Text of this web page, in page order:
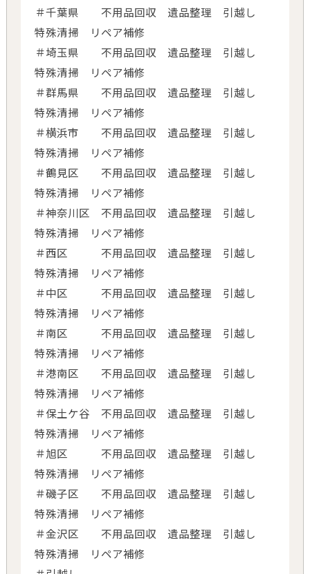
＃千葉県 不用品回収 遺品整理 引越し
特殊清掃 リペア補修
＃埼玉県 不用品回収 遺品整理 引越し
特殊清掃 リペア補修
＃群馬県 不用品回収 遺品整理 引越し
特殊清掃 リペア補修
＃横浜市 不用品回収 遺品整理 引越し
特殊清掃 リペア補修
＃鶴見区 不用品回収 遺品整理 引越し
特殊清掃 リペア補修
＃神奈川区 不用品回収 遺品整理 引越し
特殊清掃 リペア補修
＃西区 不用品回収 遺品整理 引越し
特殊清掃 リペア補修
＃中区 不用品回収 遺品整理 引越し
特殊清掃 リペア補修
＃南区 不用品回収 遺品整理 引越し
特殊清掃 リペア補修
＃港南区 不用品回収 遺品整理 引越し
特殊清掃 リペア補修
＃保土ケ谷 不用品回収 遺品整理 引越し
特殊清掃 リペア補修
＃旭区 不用品回収 遺品整理 引越し
特殊清掃 リペア補修
＃磯子区 不用品回収 遺品整理 引越し
特殊清掃 リペア補修
＃金沢区 不用品回収 遺品整理 引越し
特殊清掃 リペア補修